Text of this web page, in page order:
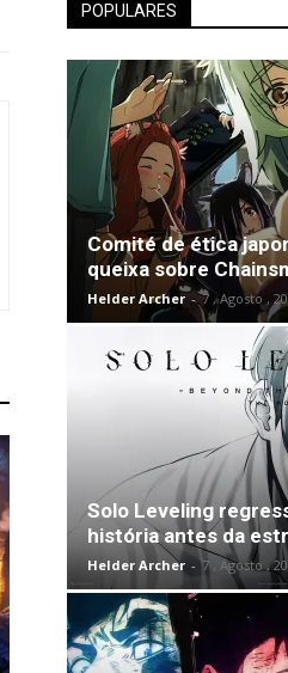
POPULARES
Comité de ética
queixa sobre
Helder Archer - 7 , Agosto ,
Solo Leveling
história antes da
Helder Archer - 7 , Agosto ,